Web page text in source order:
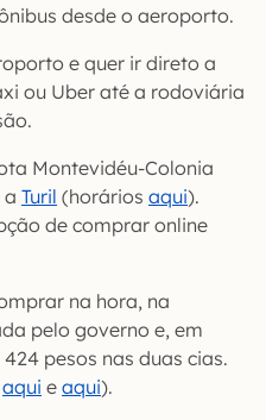
desde o aeroporto.
e quer ir direto a
ou Uber até a rodoviária
Montevidéu-Colonia
a Turil (horários aqui).
de comprar online
na hora, na
pelo governo e, em
pesos nas duas cias.
aqui e aqui).